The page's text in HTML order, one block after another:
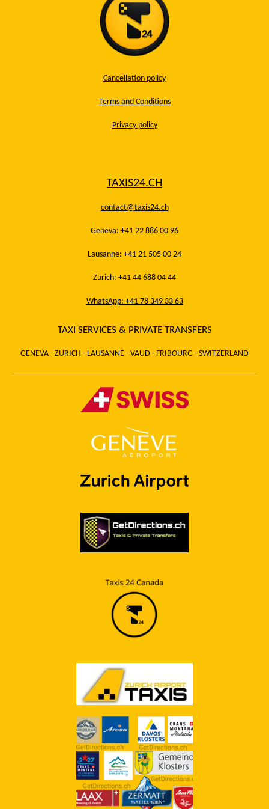
Cancellation policy
Terms and Conditions
Privacy policy
TAXIS24.CH
contact@taxis24.ch
Geneva: +41 22 886 00 96
Lausanne: +41 21 505 00 24
Zurich: +41 44 688 04 44
WhatsApp: +41 78 349 33 63
TAXI SERVICES & PRIVATE TRANSFERS
GENEVA - ZURICH - LAUSANNE - VAUD - FRIBOURG - SWITZERLAND